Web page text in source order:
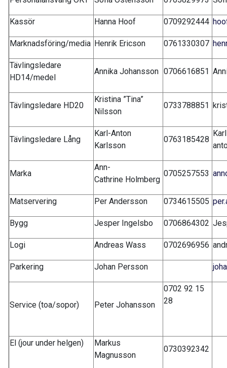
Kassör Hanna Hoof 0709292444
Marknadsföring/media Henrik Ericson 0761330307
Tävlingsledare
HD14/medel
Annika Johansson 0706616851
Tävlingsledare HD20
Kristina ”Tina”
Nilsson
0733788851
Tävlingsledare Lång
Karl-Anton
Karlsson
0763185428
Marka
Ann-
Cathrine Holmberg
0705257553
Matservering Per Andersson 0734615505
Bygg Jesper Ingelsbo 0706864302
Logi Andreas Wass 0702696956
Parkering Johan Persson
Service (toa/sopor) Peter Johansson
0702 92 15
28
El (jour under helgen)
Markus
Magnusson
0730392342